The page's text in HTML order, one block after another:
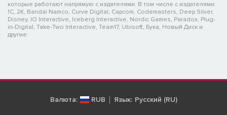
которые работают напрямую с издателями. В том числе с издателями:
1C, 2K, Bandai Namco, Curve Digital, Capcom, Codemasters, Deep Silver,
Disney, IO Interactive, Iceberg Interactive, Nordic Games, Paradox, Plug-
in-Digital, Take-Two Interactive, Team17, Ubisoft, Бука, Новый Диск и
другие
Валюта: RUB Язык: Русский (RU)